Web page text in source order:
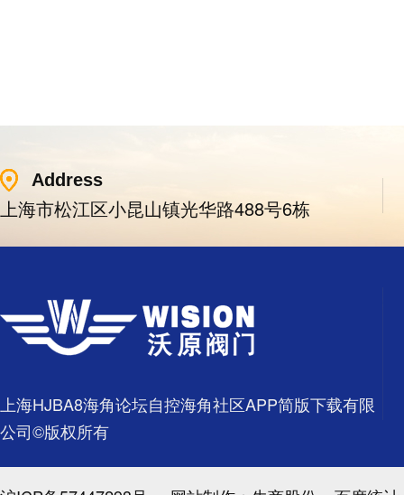
Address
上海市松江区小昆山镇光华路488号6栋
上海HJBA8海角论坛自控海角社区APP简版下载有限
公司©版权所有